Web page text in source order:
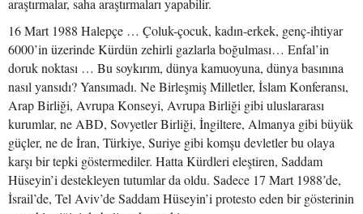
araştırmalar, saha araştırmaları yapabilir.
16 Mart 1988 Halepçe … Çoluk-çocuk, kadın-erkek, genç-ihtiyar
6000’in üzerinde Kürdün zehirli gazlarla boğulması… Enfal’in
doruk noktası … Bu soykırım, dünya kamuoyuna, dünya basınına
nasıl yansıdı? Yansımadı. Ne Birleşmiş Milletler, İslam Konferansı,
Arap Birliği, Avrupa Konseyi, Avrupa Birliği gibi uluslararası
kurumlar, ne ABD, Sovyetler Birliği, İngiltere, Almanya gibi büyük
güçler, ne de İran, Türkiye, Suriye gibi komşu devletler bu olaya
karşı bir tepki göstermediler. Hatta Kürdleri eleştiren, Saddam
Hüseyin’i destekleyen tutumlar da oldu. Sadece 17 Mart 1988’de,
İsrail’de, Tel Aviv’de Saddam Hüseyin’i protesto eden bir gösterinin